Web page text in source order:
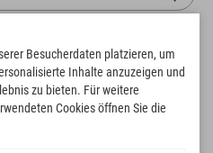
Birkenrinde/Rolle
Besucherdaten platzieren, um
Inhalte anzuzeigen und
zu bieten. Für weitere
Cookies öffnen Sie die